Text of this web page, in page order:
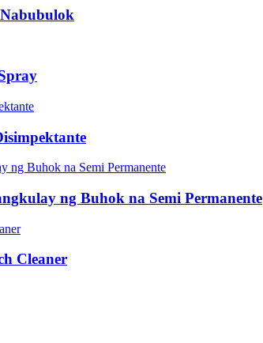
ng Buhok na Semi Permanente
Cleaner